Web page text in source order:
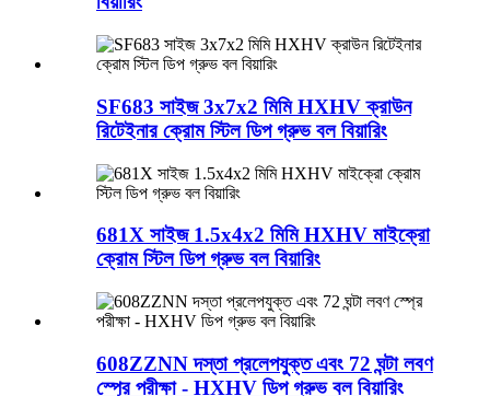
SF683 সাইজ 3x7x2 মিমি HXHV ক্রাউন
রিটেইনার ক্রোম স্টিল ডিপ গ্রুভ বল বিয়ারিং
681X সাইজ 1.5x4x2 মিমি HXHV মাইক্রো
ক্রোম স্টিল ডিপ গ্রুভ বল বিয়ারিং
608ZZNN দস্তা প্রলেপযুক্ত এবং 72 ঘন্টা লবণ
স্প্রে পরীক্ষা - HXHV ডিপ গ্রুভ বল বিয়ারিং